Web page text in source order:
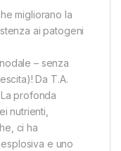
migliorano la
ai patogeni
– senza
Da T.A.
profonda
nutrienti,
ci ha
e uno